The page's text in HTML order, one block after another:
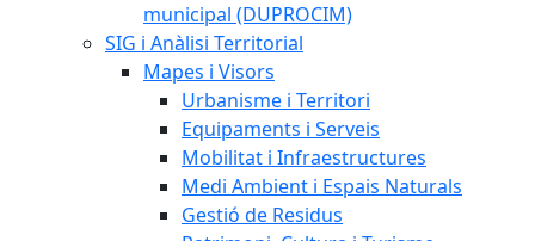
municipal (DUPROCIM)
SIG i Anàlisi Territorial
Mapes i Visors
Urbanisme i Territori
Equipaments i Serveis
Mobilitat i Infraestructures
Medi Ambient i Espais Naturals
Gestió de Residus